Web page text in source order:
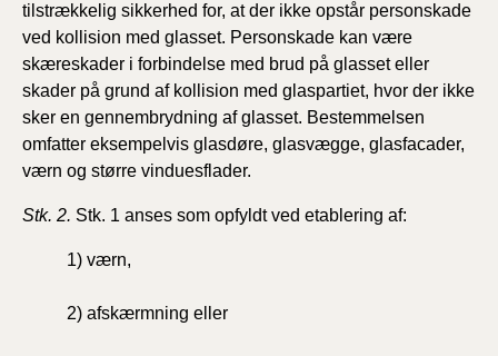
tilstrækkelig sikkerhed for, at der ikke opstår personskade
ved kollision med glasset. Personskade kan være
skæreskader i forbindelse med brud på glasset eller
skader på grund af kollision med glaspartiet, hvor der ikke
sker en gennembrydning af glasset. Bestemmelsen
omfatter eksempelvis glasdøre, glasvægge, glasfacader,
værn og større vinduesflader.
Stk. 2. Stk. 1 anses som opfyldt ved etablering af:
1) værn,
2) afskærmning eller